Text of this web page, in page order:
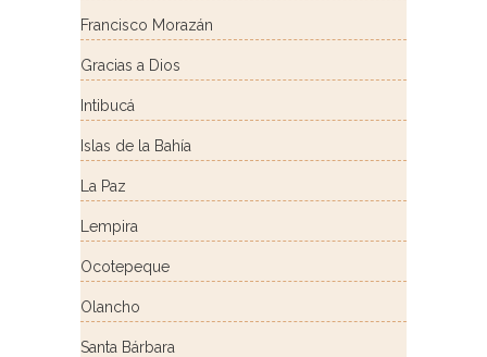
Francisco Morazán
Gracias a Dios
Intibucá
Islas de la Bahía
La Paz
Lempira
Ocotepeque
Olancho
Santa Bárbara